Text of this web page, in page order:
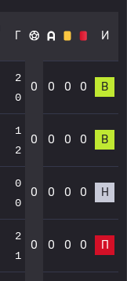
Г И
2
0
0 0 0 0 В
1
2
0 0 0 0 В
0
0
0 0 0 0 Н
2
1
0 0 0 0 П